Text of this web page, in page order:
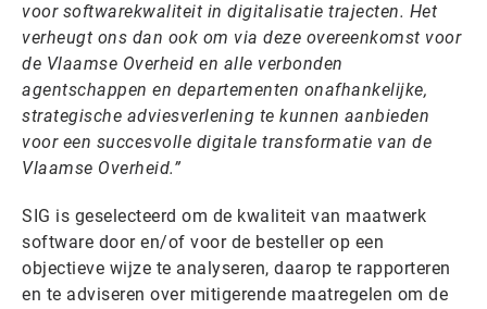
voor softwarekwaliteit in digitalisatie trajecten. Het
verheugt ons dan ook om via deze overeenkomst voor
de Vlaamse Overheid en alle verbonden
agentschappen en departementen onafhankelijke,
strategische adviesverlening te kunnen aanbieden
voor een succesvolle digitale transformatie van de
Vlaamse Overheid.”
SIG is geselecteerd om de kwaliteit van maatwerk
software door en/of voor de besteller op een
objectieve wijze te analyseren, daarop te rapporteren
en te adviseren over mitigerende maatregelen om de